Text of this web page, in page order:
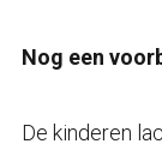
Nog een
De kinderen